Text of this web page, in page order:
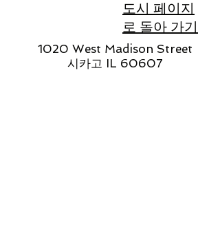
도시 페이지
로 돌아 가기
1020 West Madison Street
시카고 IL 60607